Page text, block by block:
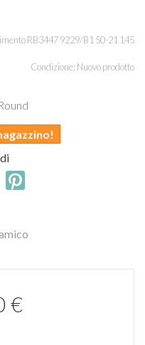
RB3447 9229/B1 50-21 145
Condizione: Nuovo prodotto
€